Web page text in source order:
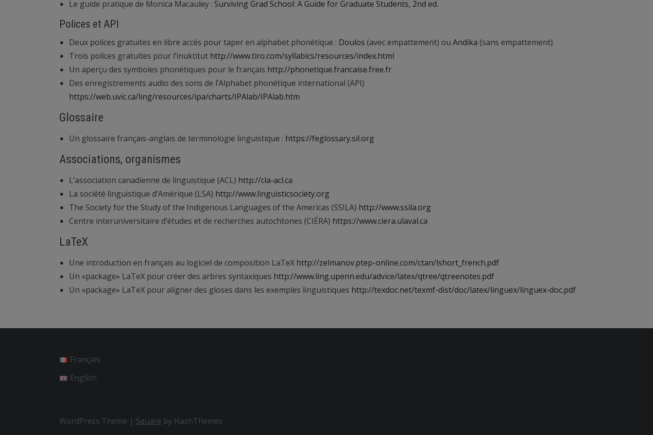
Le guide pratique de Monica Macauley : Surviving Grad School: A Guide for Graduate Students, 2nd ed.
Polices et API
Deux polices gratuites en libre accès pour taper en alphabet phonétique : Doulos (avec empattement) ou Andika (sans empattement)
Trois polices gratuites pour l’inuktitut http://www.tiro.com/syllabics/resources/index.html
Un aperçu des symboles phonétiques pour le français http://phonetique.francaise.free.fr
Des enregistrements audio des sons de l’Alphabet phonétique international (API)
https://web.uvic.ca/ling/resources/ipa/charts/IPAlab/IPAlab.htm
Glossaire
Un glossaire français-anglais de terminologie linguistique : https://feglossary.sil.org
Associations, organismes
L’association canadienne de linguistique (ACL) http://cla-acl.ca
La société linguistique d’Amérique (LSA) http://www.linguisticsociety.org
The Society for the Study of the Indigenous Languages of the Americas (SSILA) http://www.ssila.org
Centre interuniversitaire d’études et de recherches autochtones (CIÉRA) https://www.ciera.ulaval.ca
LaTeX
Une introduction en français au logiciel de composition LaTeX http://zelmanov.ptep-online.com/ctan/lshort_french.pdf
Un «package» LaTeX pour créer des arbres syntaxiques http://www.ling.upenn.edu/advice/latex/qtree/qtreenotes.pdf
Un «package» LaTeX pour aligner des gloses dans les exemples linguistiques http://texdoc.net/texmf-dist/doc/latex/linguex/linguex-doc.pdf
Français
English
WordPress Theme | Square by HashThemes